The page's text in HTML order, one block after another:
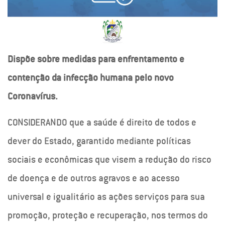
Dispõe sobre medidas para enfrentamento e
contenção da infecção humana pelo novo
Coronavírus.
CONSIDERANDO que a saúde é direito de todos e
dever do Estado, garantido mediante políticas
sociais e econômicas que visem a redução do risco
de doença e de outros agravos e ao acesso
universal e igualitário as ações serviços para sua
promoção, proteção e recuperação, nos termos do